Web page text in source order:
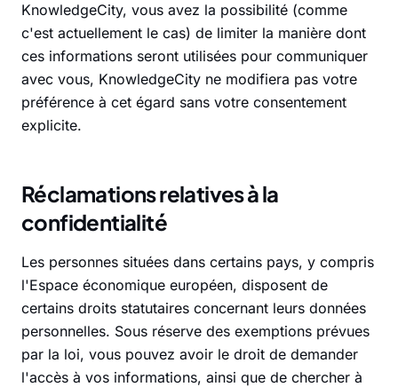
KnowledgeCity, vous avez la possibilité (comme
c'est actuellement le cas) de limiter la manière dont
ces informations seront utilisées pour communiquer
avec vous, KnowledgeCity ne modifiera pas votre
préférence à cet égard sans votre consentement
explicite.
Réclamations relatives à la
confidentialité
Les personnes situées dans certains pays, y compris
l'Espace économique européen, disposent de
certains droits statutaires concernant leurs données
personnelles. Sous réserve des exemptions prévues
par la loi, vous pouvez avoir le droit de demander
l'accès à vos informations, ainsi que de chercher à